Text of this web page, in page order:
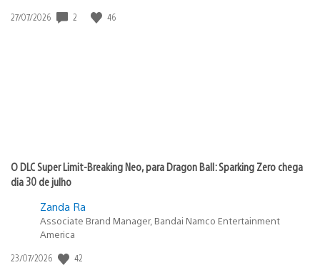
Data
27/07/2026 2 46
O DLC Super Limit-Breaking Neo, para Dragon Ball: Sparking Zero chega
dia 30 de julho
Zanda Ra
Associate Brand Manager, Bandai Namco Entertainment
America
Data
23/07/2026 42